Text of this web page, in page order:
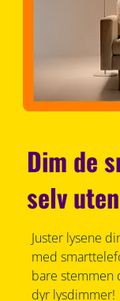
Dim de
selv
Juster lysene
med
bare stemmen
dyr lysdimmer!